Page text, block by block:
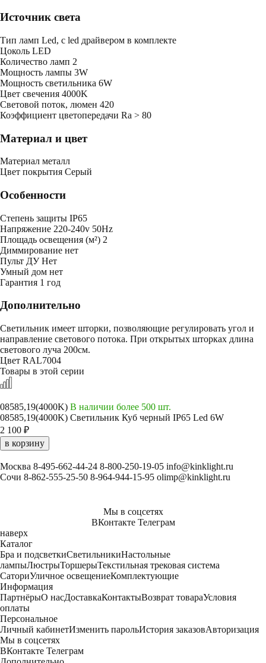
Источник света
Тип ламп Led, с led драйвером в комплекте
Цоколь LED
Количество ламп 2
Мощность лампы 3W
Мощность светильника 6W
Цвет свечения 4000K
Световой поток, люмен 420
Коэффициент цветопередачи Ra > 80
Материал и цвет
Mатериал металл
Цвет покрытия Cерый
Особенности
Степень защиты IP65
Напряжение 220-240v 50Hz
Площадь освещения (м²) 2
Диммирование нет
Пульт ДУНет
Умный дом нет
Гарантия 1 год
Дополнительно
Светильник имеет шторки, позволяющие регулировать угол и
направление светового потока. При открытых шторках длина
светового луча 200см.
Цвет RAL7004
Товары в этой серии
08585,19(4000K) В наличии более 500 шт.
08585,19(4000K) Светильник Куб черный IP65 Led 6W
2 100 ₽
в корзину
Москва 8-495-662-44-24 8-800-250-19-05 info@kinklight.ru
Сочи 8-862-555-25-50 8-964-944-15-95 olimp@kinklight.ru
Мы в соцсетях
ВКонтакте Телеграм
наверх
Каталог
Бра и подсветкиСветильникиНастольные
лампыЛюстрыТоршерыТекстильная трековая система
СаториУличное освещениеКомплектующие
Информация
ПартнёрыО насДоставкаКонтактыВозврат товараУсловия
оплаты
Персональное
Личный кабинетИзменить парольИстория заказовАвторизация
Мы в соцсетях
ВКонтакте Телеграм